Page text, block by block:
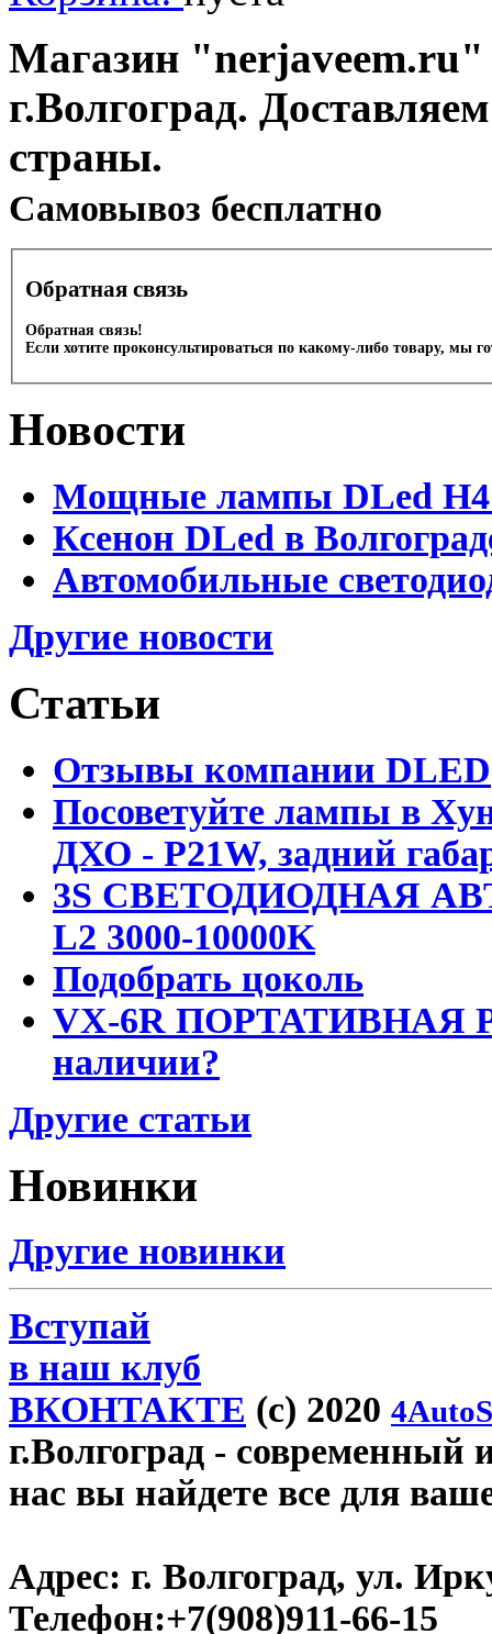
Магазин "nerjaveem.ru"
г.Волгоград.
страны.
Cамовывоз бесплатно
Обратная связь
Обратная связь!
Если хотите проконсультироваться по какому-либо товару, мы
Новости
Мощные лампы DLed H4
Ксенон DLed в
Автомобильные
Другие новости
Статьи
Отзывы компании DLED
Посоветуйте лампы в
ДХО - P21W, задний
3S СВЕТОДИОДНАЯ
L2 3000-10000K
Подобрать цоколь
VX-6R ПОРТАТИВНАЯ
наличии?
Другие статьи
Новинки
Другие новинки
Вступай
в наш клуб
ВКОНТАКТЕ (c) 2020
г.Волгоград - современный
нас вы найдете все для
Адрес: г. Волгоград, ул.
Телефон:+7(908)911-66-15